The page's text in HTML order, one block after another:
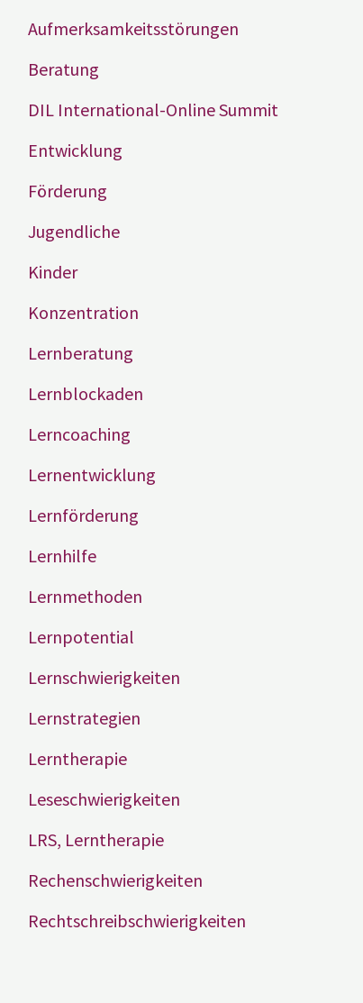
Aufmerksamkeitsstörungen
Beratung
DIL International-Online Summit
Entwicklung
Förderung
Jugendliche
Kinder
Konzentration
Lernberatung
Lernblockaden
Lerncoaching
Lernentwicklung
Lernförderung
Lernhilfe
Lernmethoden
Lernpotential
Lernschwierigkeiten
Lernstrategien
Lerntherapie
Leseschwierigkeiten
LRS, Lerntherapie
Rechenschwierigkeiten
Rechtschreibschwierigkeiten